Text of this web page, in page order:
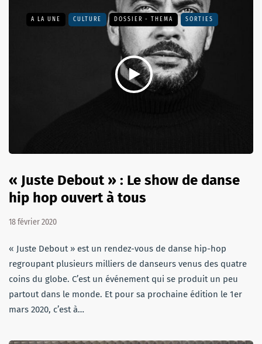
A LA UNE CULTURE DOSSIER - THEMA SORTIES
« Juste Debout » : Le show de danse
hip hop ouvert à tous
18 février 2020
« Juste Debout » est un rendez-vous de danse hip-hop
regroupant plusieurs milliers de danseurs venus des quatre
coins du globe. C’est un événement qui se produit un peu
partout dans le monde. Et pour sa prochaine édition le 1er
mars 2020, c’est à…